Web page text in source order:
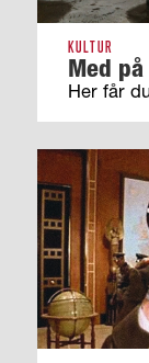
KULTUR
Med
Her får